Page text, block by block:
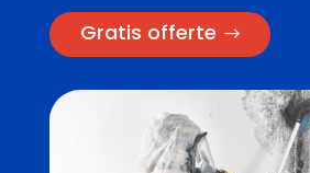
Gratis offerte